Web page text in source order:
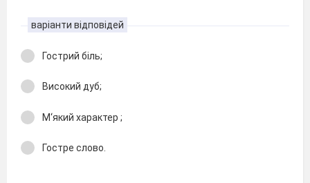
варіанти відповідей
Гострий біль;
Високий дуб;
М‘який характер ;
Гостре слово.